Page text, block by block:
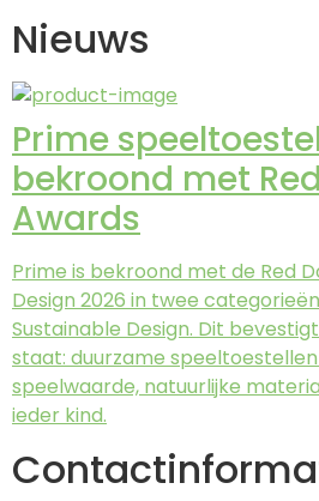
Nieuws
Prime
bekroond met
Awards
Prime is bekroond met de Red
Design 2026 in twee
Sustainable Design. Dit
staat: duurzame
speelwaarde, natuurlijke
ieder kind.